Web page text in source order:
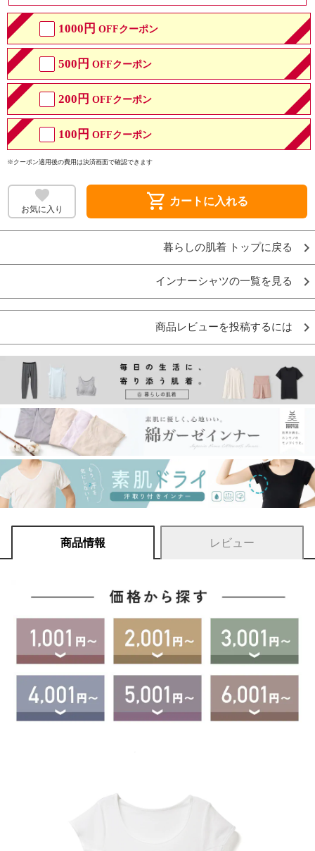
1000円 OFFクーポン
500円 OFFクーポン
200円 OFFクーポン
100円 OFFクーポン
※クーポン適用後の費用は決済画面で確認できます
お気に入り shopping_cart カートに入れる
暮らしの肌着 トップに戻る
インナーシャツの一覧を見る
商品レビューを投稿するには
商品情報 レビュー